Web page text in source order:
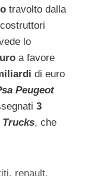
travolto dalla
lo
a favore
di euro
Peugeot
3
Trucks, che
, renault,